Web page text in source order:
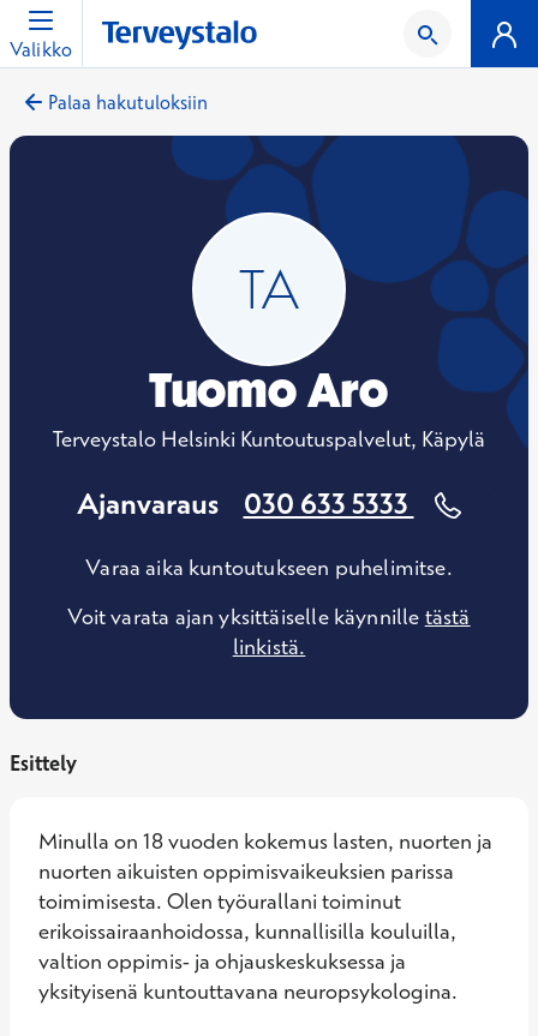
Valikko
Palaa hakutuloksiin
Tuomo Aro
Terveystalo Helsinki Kuntoutuspalvelut, Käpylä
Ajanvaraus 030 633 5333
Varaa aika kuntoutukseen puhelimitse.
Voit varata ajan yksittäiselle käynnille tästä
linkistä.
Esittely
Minulla on 18 vuoden kokemus lasten, nuorten ja
nuorten aikuisten oppimisvaikeuksien parissa
toimimisesta. Olen työurallani toiminut
erikoissairaanhoidossa, kunnallisilla kouluilla,
valtion oppimis- ja ohjauskeskuksessa ja
yksityisenä kuntouttavana neuropsykologina.